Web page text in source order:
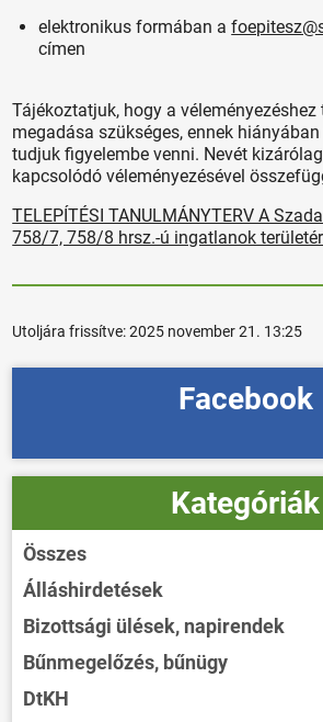
elektronikus formában a
címen
Tájékoztatjuk, hogy a véleményezéshez
megadása szükséges, ennek
tudjuk figyelembe venni. Nevét
kapcsolódó véleményezésével
TELEPÍTÉSI TANULMÁNYTERV A
758/7, 758/8 hrsz.-ú ingatlanok
Utoljára frissítve:2025 november 21. 13:25
Facebook
Kategóriák
Összes
Álláshirdetések
Bizottsági ülések, napirendek
Bűnmegelőzés, bűnügy
DtKH